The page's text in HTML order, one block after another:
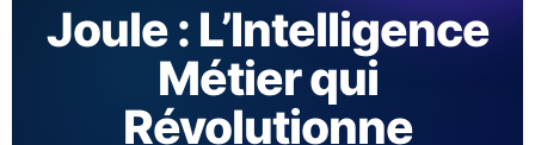
Joule : L’Intelligence
Métier qui
Révolutionne